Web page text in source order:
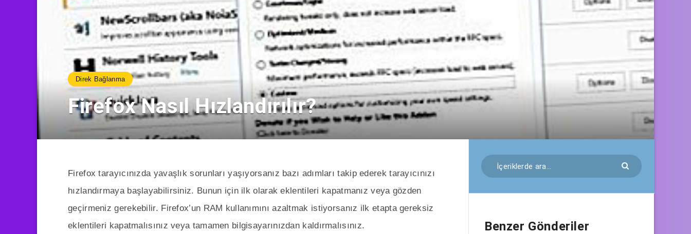
Direk Bağlanma
Firefox Nasıl Hızlandırılır?
Firefox tarayıcınızda yavaşlık sorunları yaşıyorsanız bazı adımları takip ederek tarayıcınızı
hızlandırmaya başlayabilirsiniz. Bunun için ilk olarak eklentileri kapatmanız veya gözden
geçirmeniz gerekebilir. Firefox’un RAM kullanımını azaltmak istiyorsanız ilk etapta gereksiz
eklentileri kapatmalısınız veya tamamen bilgisayarınızdan kaldırmalısınız.
Benzer Gönderiler